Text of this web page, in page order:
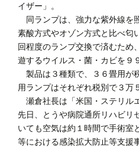
イザー」。
同ランプは、強力な紫外線を
素酸方式やオゾン方式と比べ匂
回程度のランプ交換で済むため
遊するウイルス・菌・カビを９
製品は３種類で、３６畳用が
用ランプはそれぞれ税別で３万
瀬倉社長は「米国・ステリル
先日、とうや病院通所リハビリ
いても空気は約１時間で手術室
等における感染拡大防止等支援